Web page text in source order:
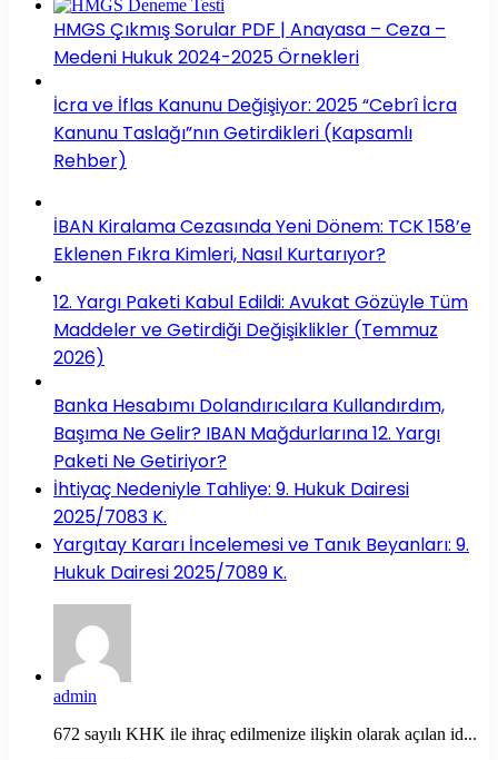
HMGS Çıkmış Sorular PDF | Anayasa – Ceza –
Medeni Hukuk 2024-2025 Örnekleri
İcra ve İflas Kanunu Değişiyor: 2025 “Cebrî İcra
Kanunu Taslağı”nın Getirdikleri (Kapsamlı
Rehber)
İBAN Kiralama Cezasında Yeni Dönem: TCK 158’e
Eklenen Fıkra Kimleri, Nasıl Kurtarıyor?
12. Yargı Paketi Kabul Edildi: Avukat Gözüyle Tüm
Maddeler ve Getirdiği Değişiklikler (Temmuz
2026)
Banka Hesabımı Dolandırıcılara Kullandırdım,
Başıma Ne Gelir? IBAN Mağdurlarına 12. Yargı
Paketi Ne Getiriyor?
İhtiyaç Nedeniyle Tahliye: 9. Hukuk Dairesi
2025/7083 K.
Yargıtay Kararı İncelemesi ve Tanık Beyanları: 9.
Hukuk Dairesi 2025/7089 K.
admin
672 sayılı KHK ile ihraç edilmenize ilişkin olarak açılan id...